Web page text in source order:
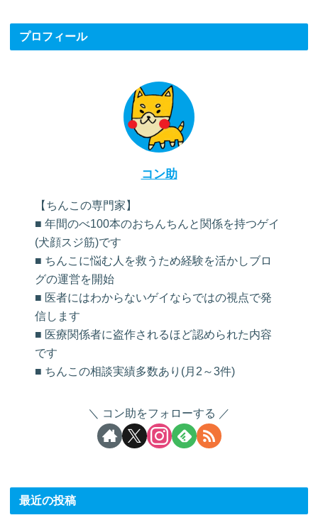
プロフィール
コン助
【ちんこの専門家】
■ 年間のべ100本のおちんちんと関係を持つゲイ
(犬顔スジ筋)です
■ ちんこに悩む人を救うため経験を活かしブロ
グの運営を開始
■ 医者にはわからないゲイならではの視点で発
信します
■ 医療関係者に盗作されるほど認められた内容
です
■ ちんこの相談実績多数あり(月2～3件)
コン助をフォローする
最近の投稿